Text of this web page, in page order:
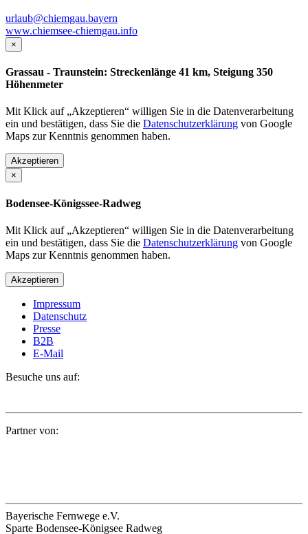
urlaub@chiemgau.bayern
www.chiemsee-chiemgau.info
×
Grassau - Traunstein: Streckenlänge 41 km, Steigung 350
Höhenmeter
Mit Klick auf „Akzeptieren“ willigen Sie in die Datenverarbeitung
ein und bestätigen, dass Sie die Datenschutzerklärung von Google
Maps zur Kenntnis genommen haben.
Akzeptieren
×
Bodensee-Königssee-Radweg
Mit Klick auf „Akzeptieren“ willigen Sie in die Datenverarbeitung
ein und bestätigen, dass Sie die Datenschutzerklärung von Google
Maps zur Kenntnis genommen haben.
Akzeptieren
Impressum
Datenschutz
Presse
B2B
E-Mail
Besuche uns auf:
Partner von:
Bayerische Fernwege e.V.
Sparte Bodensee-Königsee Radweg